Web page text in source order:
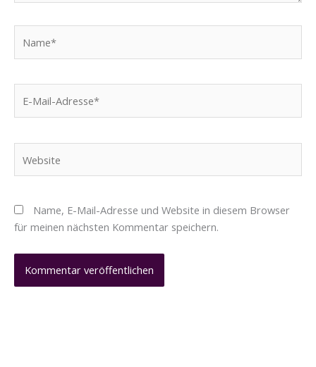
Mail-
Name, E-Mail-Adresse und Website in diesem Browser
für meinen nächsten Kommentar speichern.